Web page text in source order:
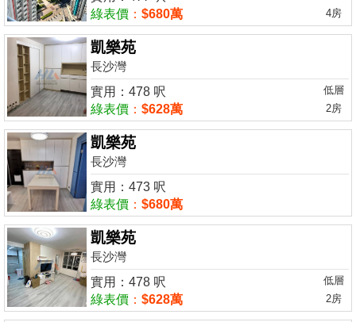
4房
綠表價 ： $680萬
凱樂苑
長沙灣
低層
2房
實用：478 呎
綠表價 ： $628萬
凱樂苑
長沙灣
實用：473 呎
綠表價 ： $680萬
凱樂苑
長沙灣
低層
2房
實用：478 呎
綠表價 ： $628萬